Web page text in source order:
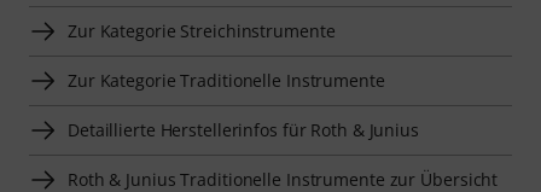
Zur Kategorie Streichinstrumente
Zur Kategorie Traditionelle Instrumente
Detaillierte Herstellerinfos für Roth & Junius
Roth & Junius Traditionelle Instrumente zur Übersicht